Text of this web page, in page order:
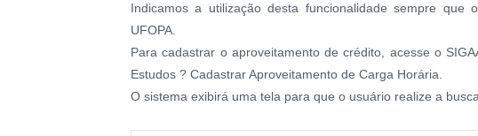
Indicamos a utilização desta funcionalidade sempre
UFOPA.
Para cadastrar o aproveitamento de crédito, acesse o
Estudos ? Cadastrar Aproveitamento de Carga Horária.
O sistema exibirá uma tela para que o usuário realize a